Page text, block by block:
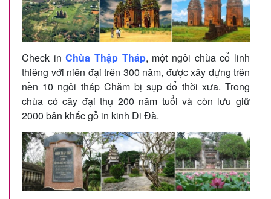
Check inChùa Thập Tháp, một ngôi chùa cổ linh
thiêng với niên đại trên 300 năm, được xây dựng trên
nền 10 ngôi tháp Chăm bị sụp đổ thời xưa. Trong
chùa có cây đại thụ 200 năm tuổi và còn lưu giữ
2000 bản khắc gỗ in kinh Di Đà.